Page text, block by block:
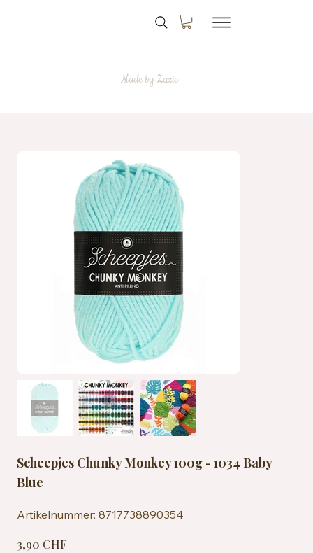
Made by Zazie
Scheepjes Chunky Monkey 100g - 1034 Baby
Blue
Artikelnummer: 8717738890354
8717738890354
3,90 CHF